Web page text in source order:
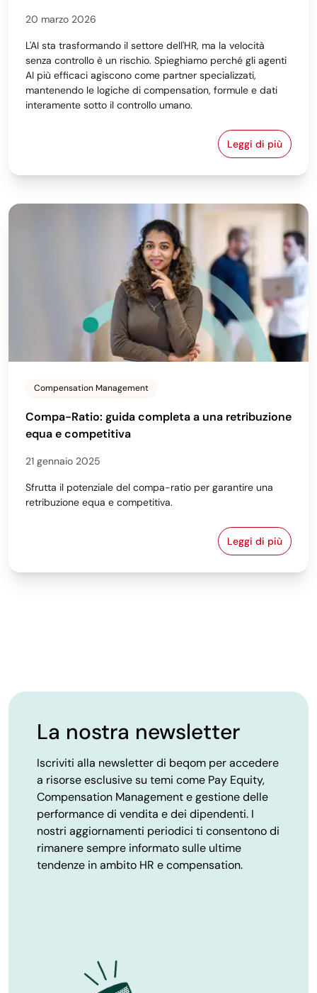
20 marzo 2026
L'AI sta trasformando il settore dell'HR, ma la velocità
senza controllo è un rischio. Spieghiamo perché gli agenti
AI più efficaci agiscono come partner specializzati,
mantenendo le logiche di compensation, formule e dati
interamente sotto il controllo umano.
Leggi di piùSfruttare l'AI
Compensation Management
Compa-Ratio: guida completa a una retribuzione
equa e competitiva
21 gennaio 2025
Sfrutta il potenziale del compa-ratio per garantire una
retribuzione equa e competitiva.
Leggi di più
Compa-
La nostra newsletter
Iscriviti alla newsletter di beqom per accedere
a risorse esclusive su temi come Pay Equity,
Compensation Management e gestione delle
performance di vendita e dei dipendenti. I
nostri aggiornamenti periodici ti consentono di
rimanere sempre informato sulle ultime
tendenze in ambito HR e compensation.